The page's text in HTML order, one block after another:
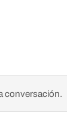
conversación.